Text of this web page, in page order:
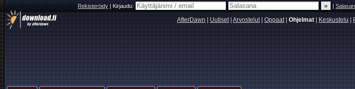
Rekisteröidy|Kirjaudu: |
AfterDawn Uutiset| Arvostelut| Oppaat| Ohjelmat Keskustelu